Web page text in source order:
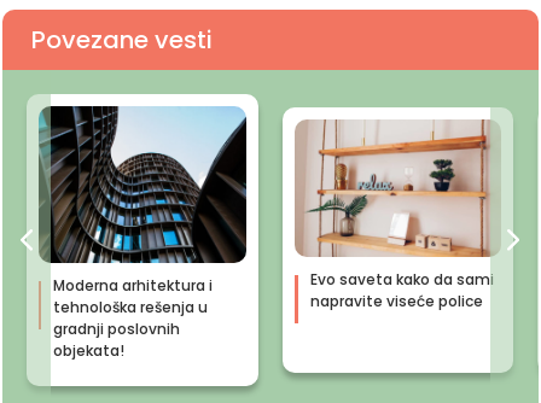
Povezane vesti
Moderna arhitektura i
tehnološka rešenja u
gradnji poslovnih
objekata!
Evo saveta kako da sami
napravite viseće police